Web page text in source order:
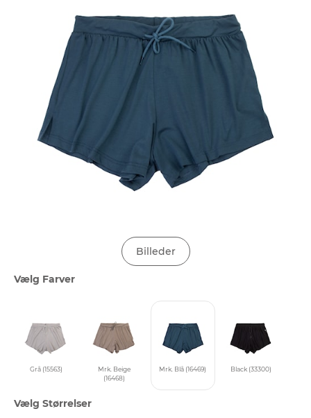
Billeder
Vælg Farver
Grå (15563)
Mrk. Beige
(16468)
Mrk. Blå (16469) Black (33300)
Vælg Størrelser